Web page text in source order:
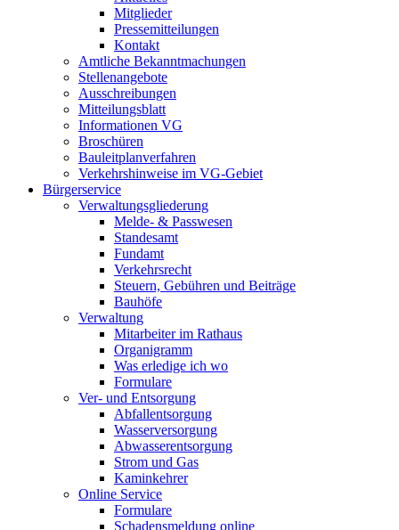
Mitglieder
Pressemitteilungen
Kontakt
Amtliche Bekanntmachungen
Stellenangebote
Ausschreibungen
Mitteilungsblatt
Informationen VG
Broschüren
Bauleitplanverfahren
Verkehrshinweise im VG-Gebiet
Bürgerservice
Verwaltungsgliederung
Melde- & Passwesen
Standesamt
Fundamt
Verkehrsrecht
Steuern, Gebühren und Beiträge
Bauhöfe
Verwaltung
Mitarbeiter im Rathaus
Organigramm
Was erledige ich wo
Formulare
Ver- und Entsorgung
Abfallentsorgung
Wasserversorgung
Abwasserentsorgung
Strom und Gas
Kaminkehrer
Online Service
Formulare
Schadensmeldung online